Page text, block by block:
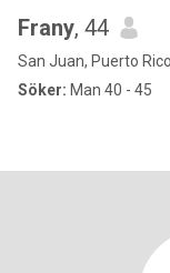
Frany, 44
San Juan, Puerto
Söker: Man 40 - 45